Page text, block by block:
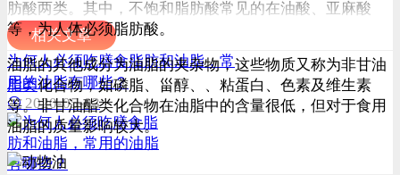
肪酸两类。其中，不饱和脂肪酸常见的在油酸、亚麻酸
等，为人体必须脂肪酸。
油脂的其他成分为油脂的夹杂物，这些物质又称为非甘油
脂类化合物，如磷脂、甾醇、、粘蛋白、色素及维生素
等。非甘油酯类化合物在油脂中的含量很低，但对于食用
油脂的质量影响较大。
相关文章
为何人必须吃膳食脂肪和油脂，常
用的油脂有哪些？
2020-05-03